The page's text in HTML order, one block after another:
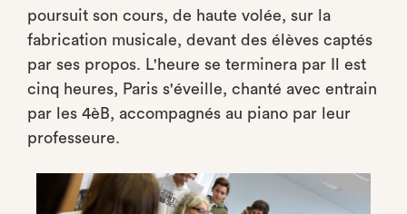
poursuit son cours, de haute volée, sur la
fabrication musicale, devant des élèves captés
par ses propos. L'heure se terminera par Il est
cinq heures, Paris s'éveille, chanté avec entrain
par les 4èB, accompagnés au piano par leur
professeure.